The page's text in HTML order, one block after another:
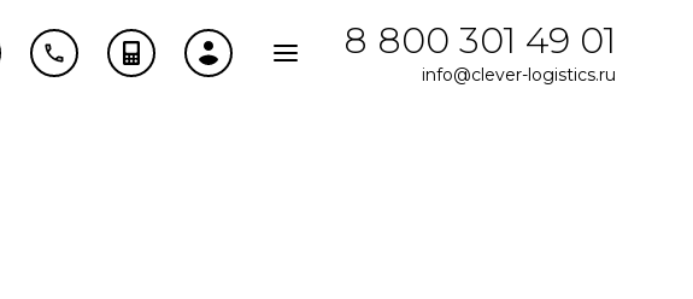
8 800 301 49 01
info@clever-logistics.ru